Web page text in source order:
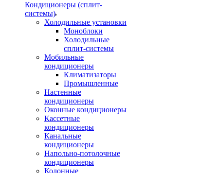
Кондиционеры (сплит-
системы)
Холодильные установки
Моноблоки
Холодильные
сплит-системы
Мобильные
кондиционеры
Климатизаторы
Промышленные
Настенные
кондиционеры
Оконные кондиционеры
Кассетные
кондиционеры
Канальные
кондиционеры
Напольно-потолочные
кондиционеры
Колонные